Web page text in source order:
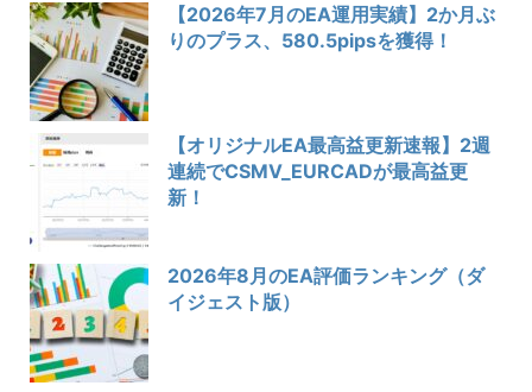
【2026年7月のEA運用実績】2か月ぶ
りのプラス、580.5pipsを獲得！
【オリジナルEA最高益更新速報】2週
連続でCSMV_EURCADが最高益更
新！
2026年8月のEA評価ランキング（ダ
イジェスト版）